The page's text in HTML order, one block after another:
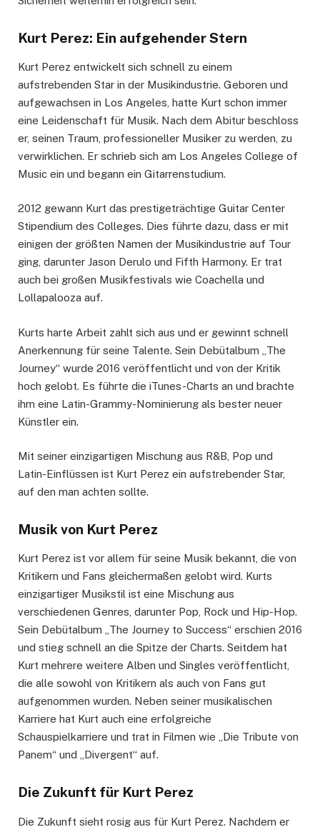
Kurt Perez: Ein aufgehender Stern
Kurt Perez entwickelt sich schnell zu einem
aufstrebenden Star in der Musikindustrie. Geboren und
aufgewachsen in Los Angeles, hatte Kurt schon immer
eine Leidenschaft für Musik. Nach dem Abitur beschloss
er, seinen Traum, professioneller Musiker zu werden, zu
verwirklichen. Er schrieb sich am Los Angeles College of
Music ein und begann ein Gitarrenstudium.
2012 gewann Kurt das prestigeträchtige Guitar Center
Stipendium des Colleges. Dies führte dazu, dass er mit
einigen der größten Namen der Musikindustrie auf Tour
ging, darunter Jason Derulo und Fifth Harmony. Er trat
auch bei großen Musikfestivals wie Coachella und
Lollapalooza auf.
Kurts harte Arbeit zahlt sich aus und er gewinnt schnell
Anerkennung für seine Talente. Sein Debütalbum „The
Journey“ wurde 2016 veröffentlicht und von der Kritik
hoch gelobt. Es führte die iTunes-Charts an und brachte
ihm eine Latin-Grammy-Nominierung als bester neuer
Künstler ein.
Mit seiner einzigartigen Mischung aus R&B, Pop und
Latin-Einflüssen ist Kurt Perez ein aufstrebender Star,
auf den man achten sollte.
Musik von Kurt Perez
Kurt Perez ist vor allem für seine Musik bekannt, die von
Kritikern und Fans gleichermaßen gelobt wird. Kurts
einzigartiger Musikstil ist eine Mischung aus
verschiedenen Genres, darunter Pop, Rock und Hip-Hop.
Sein Debütalbum „The Journey to Success“ erschien 2016
und stieg schnell an die Spitze der Charts. Seitdem hat
Kurt mehrere weitere Alben und Singles veröffentlicht,
die alle sowohl von Kritikern als auch von Fans gut
aufgenommen wurden. Neben seiner musikalischen
Karriere hat Kurt auch eine erfolgreiche
Schauspielkarriere und trat in Filmen wie „Die Tribute von
Panem“ und „Divergent“ auf.
Die Zukunft für Kurt Perez
Die Zukunft sieht rosig aus für Kurt Perez. Nachdem er